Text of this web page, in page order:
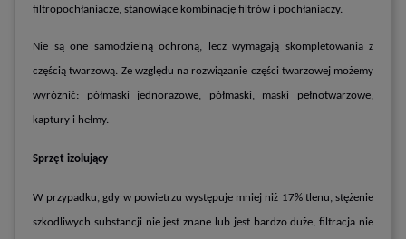
filtropochłaniacze, stanowiące kombinację filtrów i pochłaniaczy.
Nie są one samodzielną ochroną, lecz wymagają skompletowania z
częścią twarzową. Ze względu na rozwiązanie części twarzowej możemy
wyróżnić: półmaski jednorazowe, półmaski, maski pełnotwarzowe,
kaptury i hełmy.
Sprzęt izolujący
W przypadku, gdy w powietrzu występuje mniej niż 17% tlenu, stężenie
szkodliwych substancji nie jest znane lub jest bardzo duże, filtracja nie